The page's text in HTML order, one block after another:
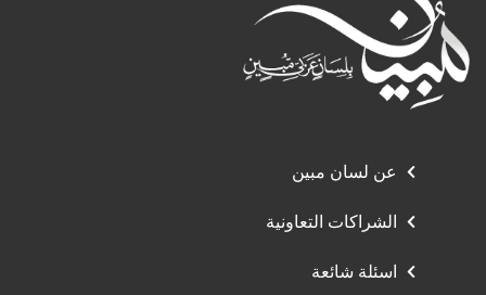
عن لسان مبين
الشراكات التعاونية
اسئلة شائعة